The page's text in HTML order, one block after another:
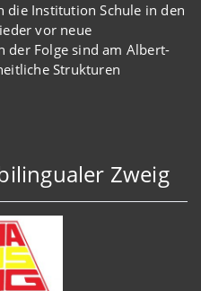
die Institution Schule in den
vor neue
der Folge sind am Albert-
iche Strukturen
Zweig